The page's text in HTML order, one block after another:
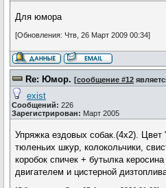
Для юмора
[Обновления: Чтв, 26 Март 2009 00:34]
Re: Юмор. [сообщение #12
exist
Сообщений: 226
Зарегистрирован: Март 2005
Упряжка ездовых собак.(4х2).
тюленьих шкур, колокольчики,
коробок спичек + бутылка
двигателем и цистерной